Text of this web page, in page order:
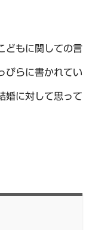
どもに関しての言
ぴらに書かれてい
婚に対して思って